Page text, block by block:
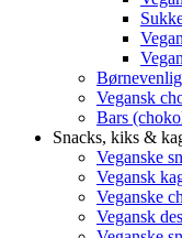
Vegansk
Bars
Snacks, kiks &
Veganske
Vegansk
Veganske
Vegansk